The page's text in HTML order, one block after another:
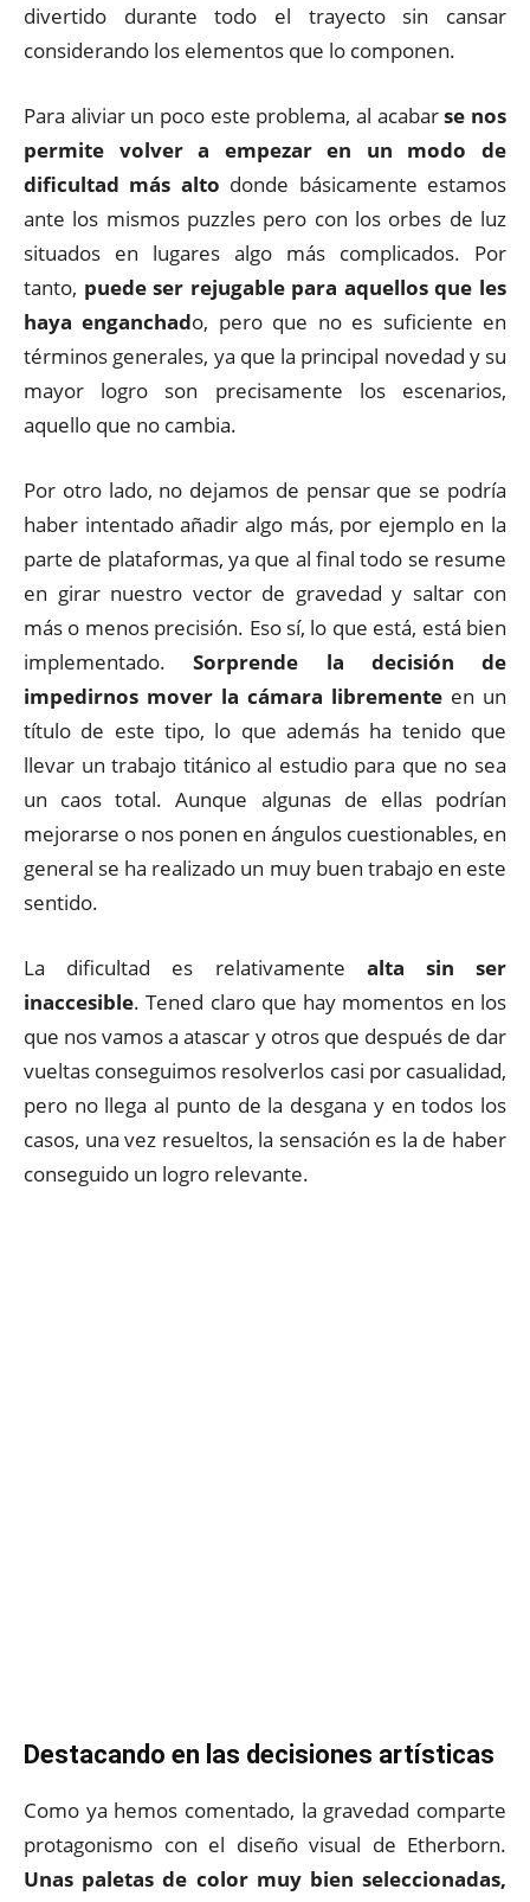
divertido durante todo el trayecto sin cansar
considerando los elementos que lo componen.
Para aliviar un poco este problema, al acabarse nos
permite volver a empezar en un modo de
dificultad más alto donde básicamente estamos
ante los mismos puzzles pero con los orbes de luz
situados en lugares algo más complicados. Por
tanto, puede ser rejugable para aquellos que les
haya enganchado, pero que no es suficiente en
términos generales, ya que la principal novedad y su
mayor logro son precisamente los escenarios,
aquello que no cambia.
Por otro lado, no dejamos de pensar que se podría
haber intentado añadir algo más, por ejemplo en la
parte de plataformas, ya que al final todo se resume
en girar nuestro vector de gravedad y saltar con
más o menos precisión. Eso sí, lo que está, está bien
implementado. Sorprende la decisión de
impedirnos mover la cámara libremente en un
título de este tipo, lo que además ha tenido que
llevar un trabajo titánico al estudio para que no sea
un caos total. Aunque algunas de ellas podrían
mejorarse o nos ponen en ángulos cuestionables, en
general se ha realizado un muy buen trabajo en este
sentido.
La dificultad es relativamente alta sin ser
inaccesible. Tened claro que hay momentos en los
que nos vamos a atascar y otros que después de dar
vueltas conseguimos resolverlos casi por casualidad,
pero no llega al punto de la desgana y en todos los
casos, una vez resueltos, la sensación es la de haber
conseguido un logro relevante.
Destacando en las decisiones artísticas
Como ya hemos comentado, la gravedad comparte
protagonismo con el diseño visual de Etherborn.
Unas paletas de color muy bien seleccionadas,